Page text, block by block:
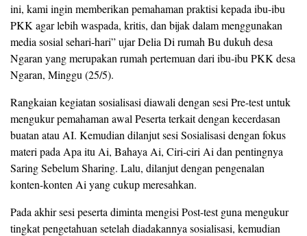
ini, kami ingin memberikan pemahaman praktisi kepada ibu-ibu
PKK agar lebih waspada, kritis, dan bijak dalam menggunakan
media sosial sehari-hari” ujar Delia Di rumah Bu dukuh desa
Ngaran yang merupakan rumah pertemuan dari ibu-ibu PKK desa
Ngaran, Minggu (25/5).
Rangkaian kegiatan sosialisasi diawali dengan sesi Pre-test untuk
mengukur pemahaman awal Peserta terkait dengan kecerdasan
buatan atau AI. Kemudian dilanjut sesi Sosialisasi dengan fokus
materi pada Apa itu Ai, Bahaya Ai, Ciri-ciri Ai dan pentingnya
Saring Sebelum Sharing. Lalu, dilanjut dengan pengenalan
konten-konten Ai yang cukup meresahkan.
Pada akhir sesi peserta diminta mengisi Post-test guna mengukur
tingkat pengetahuan setelah diadakannya sosialisasi, kemudian